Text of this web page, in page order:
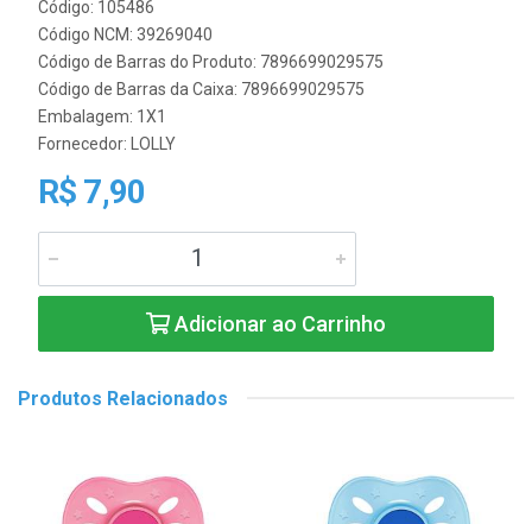
Código: 105486
Código NCM: 39269040
Código de Barras do Produto: 7896699029575
Código de Barras da Caixa: 7896699029575
Embalagem: 1X1
Fornecedor: LOLLY
R$ 7,90
Adicionar ao Carrinho
Produtos Relacionados